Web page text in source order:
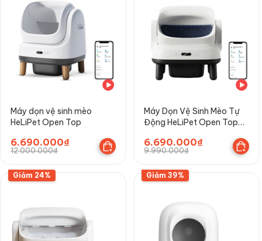
Máy dọn vệ sinh mèo
HeLiPet Open Top
6.690.000₫
12.000.000₫
Giảm 24%
Máy Dọn Vệ Sinh Mèo Tự
Động HeLiPet Open Top
6.690.000₫
9.990.000₫
Giảm 39%